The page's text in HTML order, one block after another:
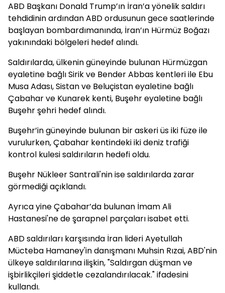
ABD Başkanı Donald Trump’ın İran’a yönelik saldırı
tehdidinin ardından ABD ordusunun gece saatlerinde
başlayan bombardımanında, İran’ın Hürmüz Boğazı
yakınındaki bölgeleri hedef alındı.
Saldırılarda, ülkenin güneyinde bulunan Hürmüzgan
eyaletine bağlı Sirik ve Bender Abbas kentleri ile Ebu
Musa Adası, Sistan ve Beluçistan eyaletine bağlı
Çabahar ve Kunarek kenti, Buşehr eyaletine bağlı
Buşehr şehri hedef alındı.
Buşehr’in güneyinde bulunan bir askeri üs iki füze ile
vurulurken, Çabahar kentindeki iki deniz trafiği
kontrol kulesi saldırıların hedefi oldu.
Buşehr Nükleer Santrali'nin ise saldırılarda zarar
görmediği açıklandı.
Ayrıca yine Çabahar’da bulunan İmam Ali
Hastanesi'ne de şarapnel parçaları isabet etti.
ABD saldırıları karşısında İran lideri Ayetullah
Mücteba Hamaney'in danışmanı Muhsin Rızai, ABD'nin
ülkeye saldırılarına ilişkin, "Saldırgan düşman ve
işbirlikçileri şiddetle cezalandırılacak." ifadesini
kullandı.​​​​​​​